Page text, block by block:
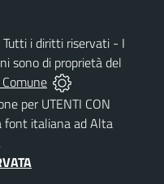
i diritti riservati - I
sono di proprietà del
per UTENTI CON
font italiana ad Alta